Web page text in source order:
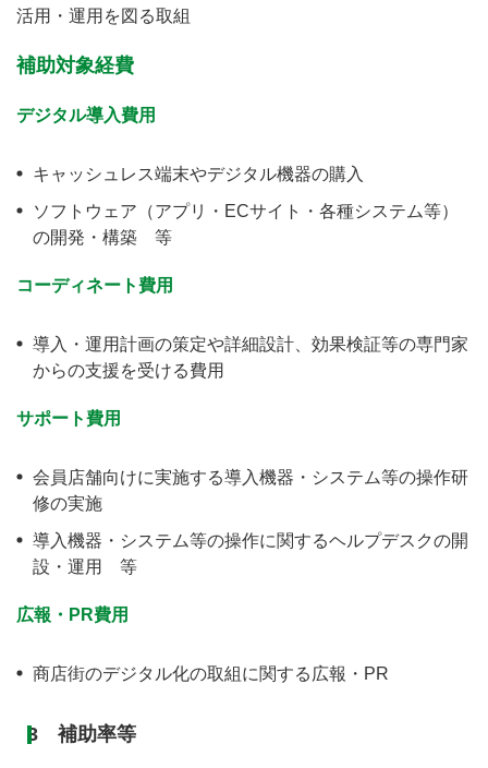
活用・運用を図る取組
補助対象経費
デジタル導入費用
キャッシュレス端末やデジタル機器の購入
ソフトウェア（アプリ・ECサイト・各種システム等）
の開発・構築 等
コーディネート費用
導入・運用計画の策定や詳細設計、効果検証等の専門家
からの支援を受ける費用
サポート費用
会員店舗向けに実施する導入機器・システム等の操作研
修の実施
導入機器・システム等の操作に関するヘルプデスクの開
設・運用 等
広報・PR費用
商店街のデジタル化の取組に関する広報・PR
3 補助率等